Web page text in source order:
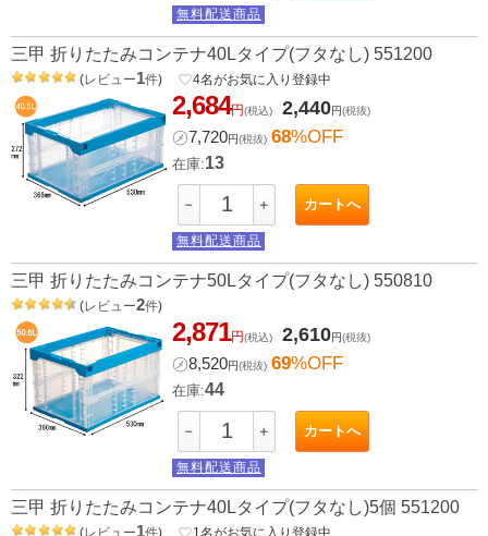
無料配送商品
三甲 折りたたみコンテナ40Lタイプ(フタなし) 551200
(レビュー1件) favorite_border4名がお気に入り登録中
2,684円(税込) 2,440円(税抜)
㋱7,720円(税抜) 68%OFF
在庫:13
－ ＋ カートへ
無料配送商品
三甲 折りたたみコンテナ50Lタイプ(フタなし) 550810
(レビュー2件)
2,871円(税込) 2,610円(税抜)
㋱8,520円(税抜) 69%OFF
在庫:44
－ ＋ カートへ
無料配送商品
三甲 折りたたみコンテナ40Lタイプ(フタなし)5個 551200
(レビュー1件) favorite_border1 名がお気に入り登録中